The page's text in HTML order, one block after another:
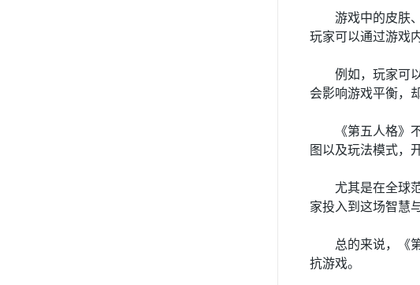
游戏中的皮肤
玩家可以通过游戏
例如，玩家可
会影响游戏平衡，
《第五人格
图以及玩法模式，
尤其是在全球
家投入到这场智慧
总的来说，《
抗游戏。